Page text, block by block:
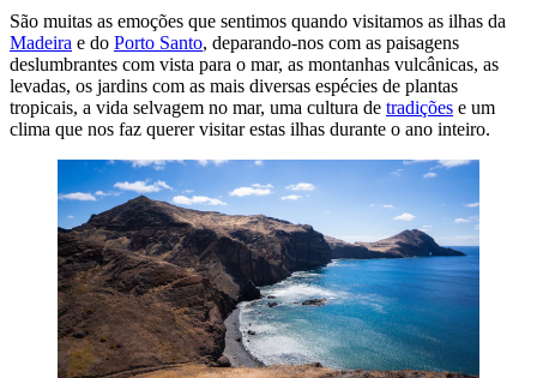
São muitas as emoções que sentimos quando visitamos as ilhas da
Madeira e do Porto Santo, deparando-nos com as paisagens
deslumbrantes com vista para o mar, as montanhas vulcânicas, as
levadas, os jardins com as mais diversas espécies de plantas
tropicais, a vida selvagem no mar, uma cultura de tradições e um
clima que nos faz querer visitar estas ilhas durante o ano inteiro.